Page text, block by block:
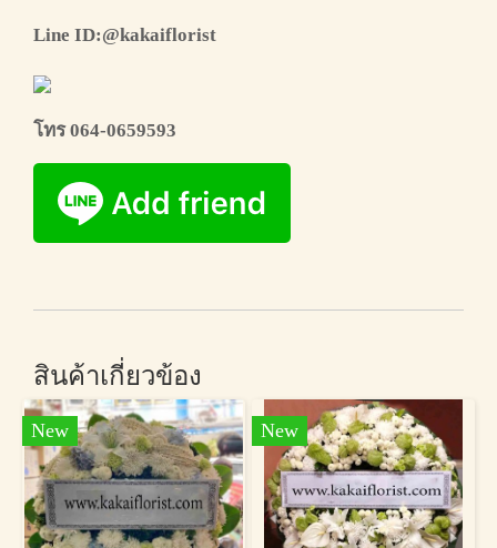
Line ID:@kakaiflorist
โทร 064-0659593
สินค้าเกี่ยวข้อง
New New